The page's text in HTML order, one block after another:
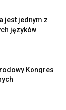
jest jednym z
języków
Kongres